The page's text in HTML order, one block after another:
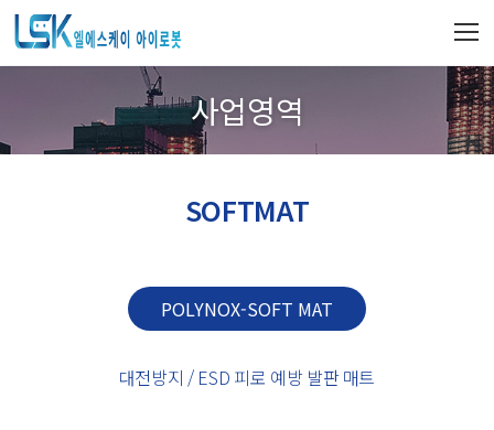
사업영역
SOFTMAT
POLYNOX-SOFT MAT
대전방지 / ESD 피로 예방 발판 매트